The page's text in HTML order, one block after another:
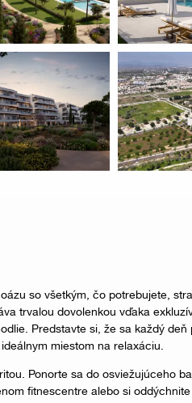
so všetkým, čo potrebujete,
trvalou dovolenkou vďaka
Predstavte si, že sa každý
miestom na relaxáciu.
Ponorte sa do osviežujúceho
fitnescentre alebo si